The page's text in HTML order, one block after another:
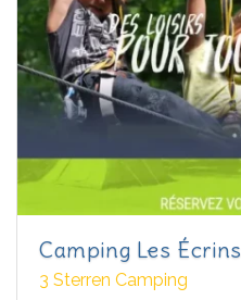
Camping Les Écrins
3 Sterren Camping